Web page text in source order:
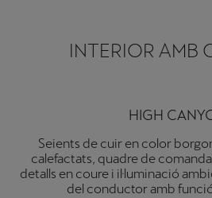
INTERIOR AMB
HIGH
Seients de cuir en color
calefactats, quadre de
detalls en coure i il·luminació
del conductor amb